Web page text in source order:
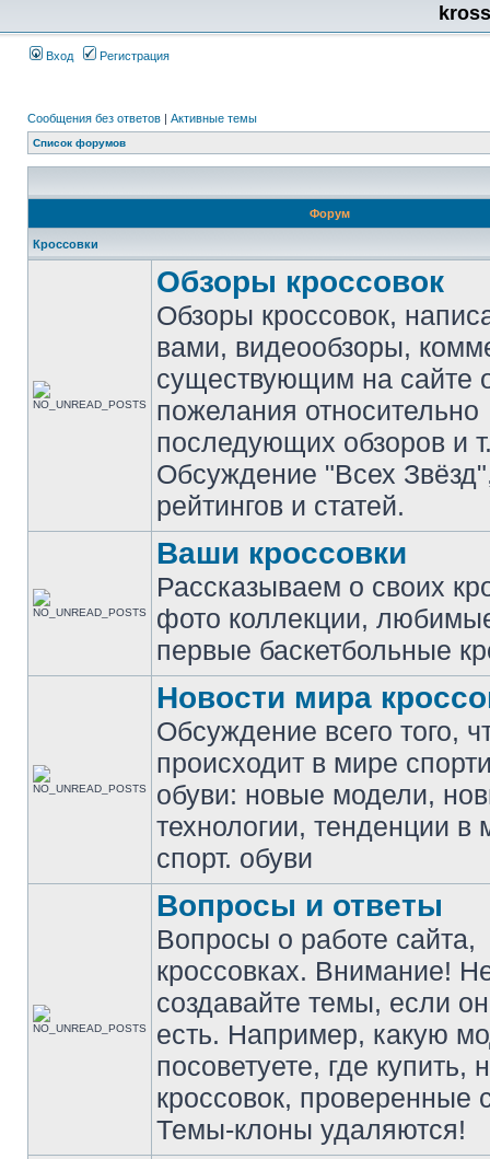
Вход Регистрация
Сообщения без ответов | Активные темы
Список форумов
Форум
Кроссовки
Обзоры кроссовок
Обзоры кроссовок,
вами, видеообзоры,
существующим на сайте
пожелания относительно
последующих обзоров и
Обсуждение "Всех
рейтингов и статей.
Ваши кроссовки
Рассказываем о своих
фото коллекции,
первые баскетбольные
Новости мира
Обсуждение всего того,
происходит в мире
обуви: новые модели,
технологии, тенденции в
спорт. обуви
Вопросы и ответы
Вопросы о работе сайта,
кроссовках. Внимание!
создавайте темы, если
есть. Например, какую
посоветуете, где купить,
кроссовок, проверенные
Темы-клоны удаляются!